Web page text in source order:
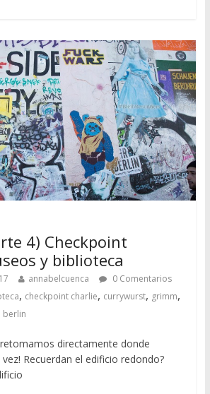
4) Checkpoint
y biblioteca
annabelcuenca
0 Comentarios
, checkpoint charlie, currywurst, grimm,
berlin
directamente donde
Recuerdan el edificio redondo?